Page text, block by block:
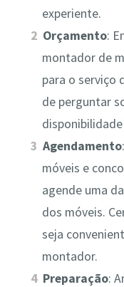
experiente.
Orçamento:
montador de
para o serviço
de perguntar
Agendamento
móveis e
agende uma
dos móveis.
seja
montador.
Preparação: